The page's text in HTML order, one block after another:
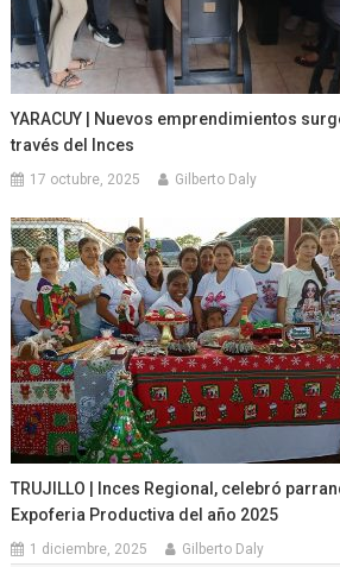
YARACUY | Nuevos emprendimientos
través del Inces
17 octubre, 2025 Gilberto Daly
TRUJILLO | Inces Regional, celebró
Expoferia Productiva del año 2025
1 diciembre, 2025 Gilberto Daly